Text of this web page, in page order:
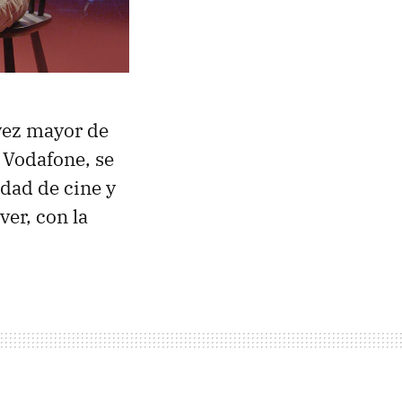
mayor de
se
de cine y
con la